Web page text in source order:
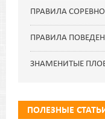
ПРАВИЛА
ПРАВИЛА
ЗНАМЕНИТЫЕ
ПОЛЕЗНЫЕ